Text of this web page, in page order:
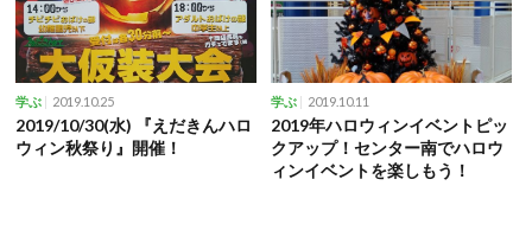
学ぶ 2019.10.25
2019/10/30(水) 『えだきんハロ
ウィン秋祭り』開催！
学ぶ 2019.10.11
2019年ハロウィンイベントピッ
クアップ！センター南でハロウ
ィンイベントを楽しもう！